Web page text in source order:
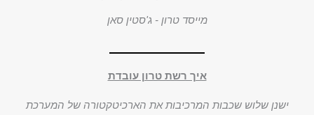
מייסד טרון - ג'סטין סאן
איך רשת טרון עובדת
ישנן שלוש שכבות המרכיבות את הארכיטקטורה של המערכת